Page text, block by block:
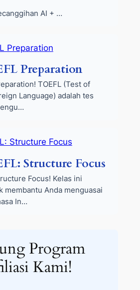
AI + …
Preparation
TOEFL (Test of
Language) adalah tes
Structure Focus
Focus! Kelas ini
membantu Anda menguasai
In…
Program
Kami!